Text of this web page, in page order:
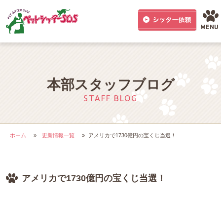
MENU
本部スタッフブログ
STAFF BLOG
ホーム » 更新情報一覧 » アメリカで1730億円の宝くじ当選！
アメリカで1730億円の宝くじ当選！